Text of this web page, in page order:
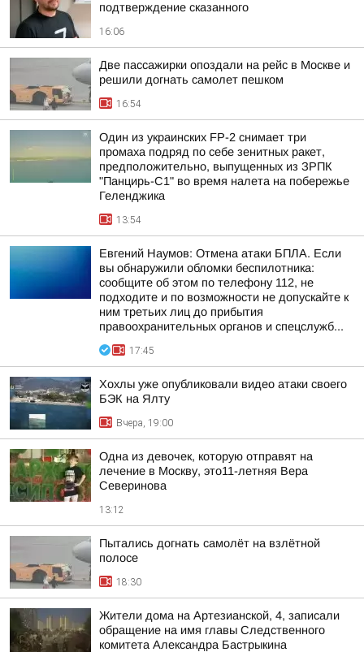
подтверждение сказанного
16:06
Две пассажирки опоздали на рейс в Москве и
решили догнать самолет пешком
16:54
Один из украинских FP-2 снимает три
промаха подряд по себе зенитных ракет,
предположительно, выпущенных из ЗРПК
"Панцирь-С1" во время налета на побережье
Геленджика
13:54
Евгений Наумов: Отмена атаки БПЛА. Если
вы обнаружили обломки беспилотника:
сообщите об этом по телефону 112, не
подходите и по возможности не допускайте к
ним третьих лиц до прибытия
правоохранительных органов и спецслужб...
17:45
Хохлы уже опубликовали видео атаки своего
БЭК на Ялту
Вчера, 19:00
Одна из девочек, которую отправят на
лечение в Москву, это11-летняя Вера
Северинова
13:12
Пытались догнать самолёт на взлётной
полосе
18:30
Жители дома на Артезианской, 4, записали
обращение на имя главы Следственного
комитета Александра Бастрыкина